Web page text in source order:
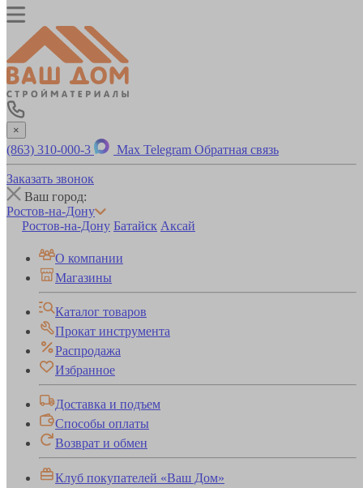
×
(863) 310-000-3 Max Telegram Обратная связь
Заказать звонок
Ваш город:
Ростов-на-Дону
Ростов-на-Дону Батайск Аксай
О компании
Магазины
Каталог товаров
Прокат инструмента
Распродажа
Избранное
Доставка и подъем
Способы оплаты
Возврат и обмен
Клуб покупателей «Ваш Дом»